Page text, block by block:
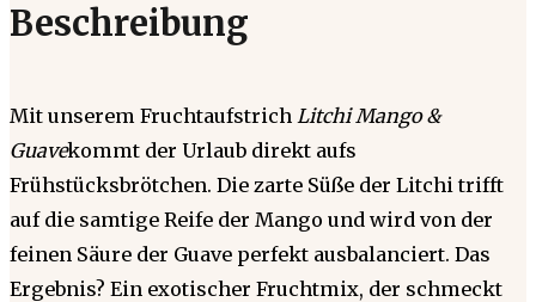
Beschreibung
Mit unserem Fruchtaufstrich Litchi Mango &
Guavekommt der Urlaub direkt aufs
Frühstücksbrötchen. Die zarte Süße der Litchi trifft
auf die samtige Reife der Mango und wird von der
feinen Säure der Guave perfekt ausbalanciert. Das
Ergebnis? Ein exotischer Fruchtmix, der schmeckt